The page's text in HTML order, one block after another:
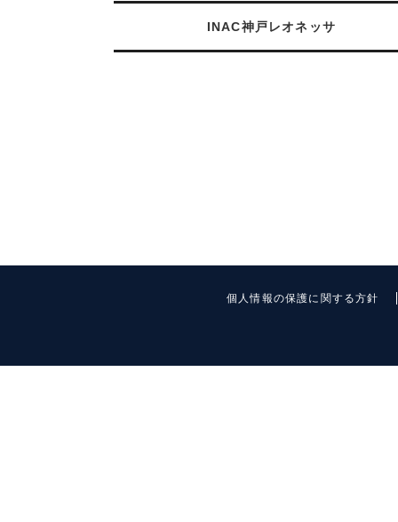
INAC神戸レオネッサ
個人情報の保護に関する方針